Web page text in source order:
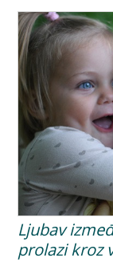
Ljubav
prolazi kroz